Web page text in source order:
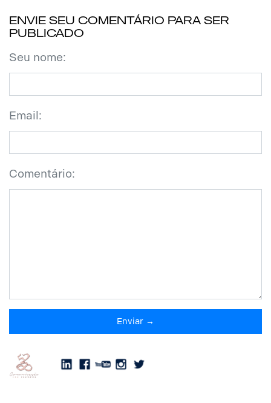
Envie seu comentário para ser
publicado
Seu nome:
Email:
Comentário:
Enviar →